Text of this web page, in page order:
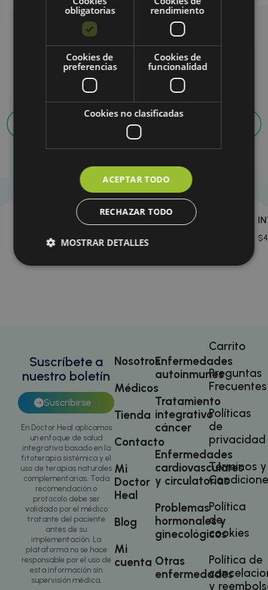
INFLAMMOFF
$68.75 $
Suscríbete a
nuestro boletín
Suscribirse
En Doctor Heal aplicamos
un enfoque de salud
integrativa basado en la
fitoterapia sistémica y el
uso de terapias naturales
complementarias. Toda
recomendación o
protocolo debe ser
validado por el médico
tratante del paciente
antes de su
implementación. La
plataforma no se hace
responsable por el uso de
esta información sin
supervisión médica.
Nosotros
Médicos
Tienda
Contacto
Mi
Doctor
Heal
Blog
Mi
cuenta
Enfermedades
autoinmunes
Tratamiento
integrativo
cáncer
Enfermedades
cardiovasculares
y circulatorias
Problemas
hormonales y
ginecológicos
Otras
enfermedades
Carrito
Preguntas
Frecuentes
Políticas
de
privacidad
Términos y
Política
de
cookies
Política de
y
obligatorias
rendimiento
Cookies de
preferencias
Cookies de
funcionalidad
Cookies no clasificadas
ACEPTAR TODO
RECHAZAR TODO
MOSTRAR DETALLES
Las cookies estrictamente necesarias permiten la
funcionalidad principal del sitio web, como el inicio
de sesión de usuario y la gestión de cuentas. El sitio
web no se puede utilizar correctamente sin las
cookies estrictamente necesarias.
Proveedor/Dominio Vencimiento
PHPSESSID
PHP.net
.doctorhealonline.com
3 meses